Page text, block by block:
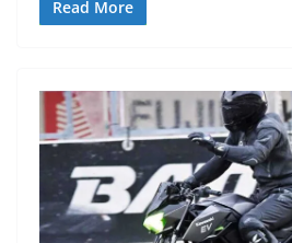
Read More